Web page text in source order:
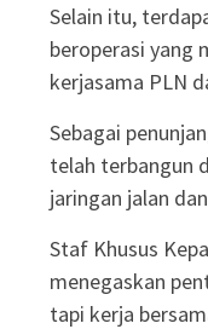
Selain itu,
beroperasi yang
kerjasama PLN
Sebagai
telah terbangun
jaringan jalan
Staf Khusus
menegaskan
tapi kerja